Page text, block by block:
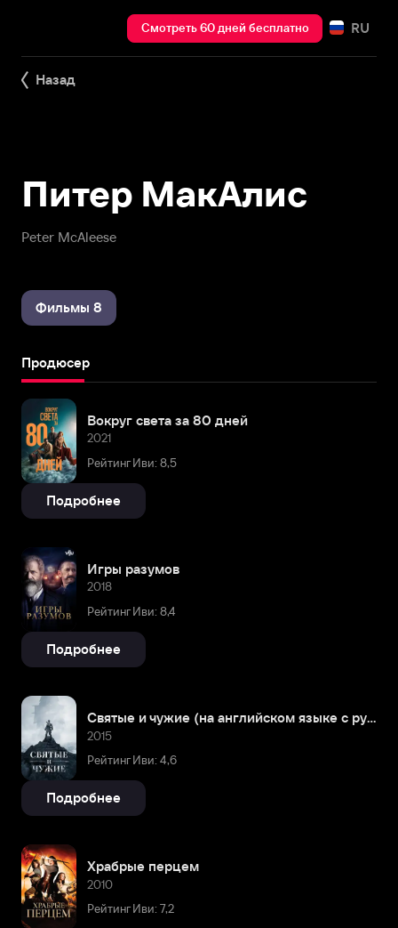
Смотреть 60 дней бесплатно RU
Назад
Peter McAleese
Питер МакАлис
Фильмы 8
Продюсер
Вокруг света за 80 дней
2021
Рейтинг Иви: 8,5
Подробнее
Игры разумов
2018
Рейтинг Иви: 8,4
Подробнее
Святые и чужие (на английском языке с русскими субтитрами)
2015
Рейтинг Иви: 4,6
Подробнее
Храбрые перцем
2010
Рейтинг Иви: 7,2